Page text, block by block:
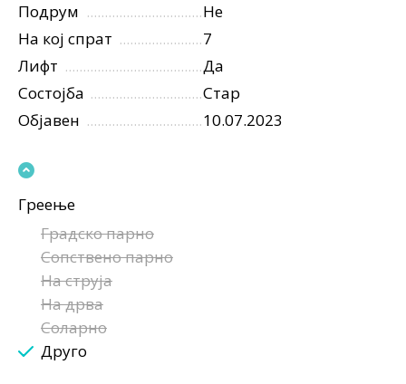
Подрум
Не
На кој спрат
7
Лифт
Да
Состојба
Стар
Објавен
10.07.2023
Греење
Градско парно
Сопствено парно
На струја
На дрва
Соларно
Друго